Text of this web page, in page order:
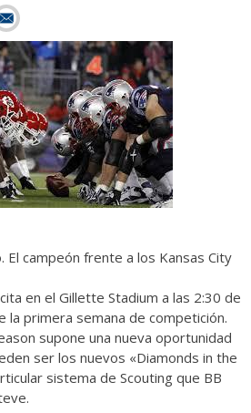
El campeón frente a los Kansas City
en el Gillette Stadium a las 2:30 de
la primera semana de competición.
supone una nueva oportunidad
ser los nuevos «Diamonds in the
sistema de Scouting que BB